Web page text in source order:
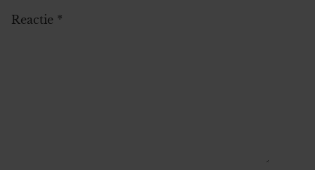
Reactie *